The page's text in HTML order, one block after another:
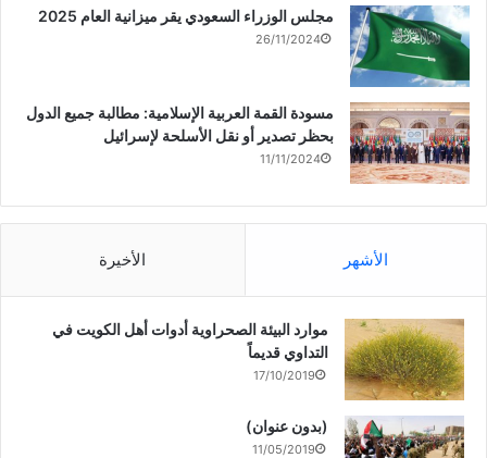
مجلس الوزراء السعودي يقر ميزانية العام 2025
26/11/2024
مسودة القمة العربية الإسلامية: مطالبة جميع الدول
بحظر تصدير أو نقل الأسلحة لإسرائيل
11/11/2024
الأشهر الأخيرة
موارد البيئة الصحراوية أدوات أهل الكويت في
التداوي قديماً
17/10/2019
(بدون عنوان)
11/05/2019